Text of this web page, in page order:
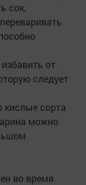
сок,
от
следует
сорта
можно
во время